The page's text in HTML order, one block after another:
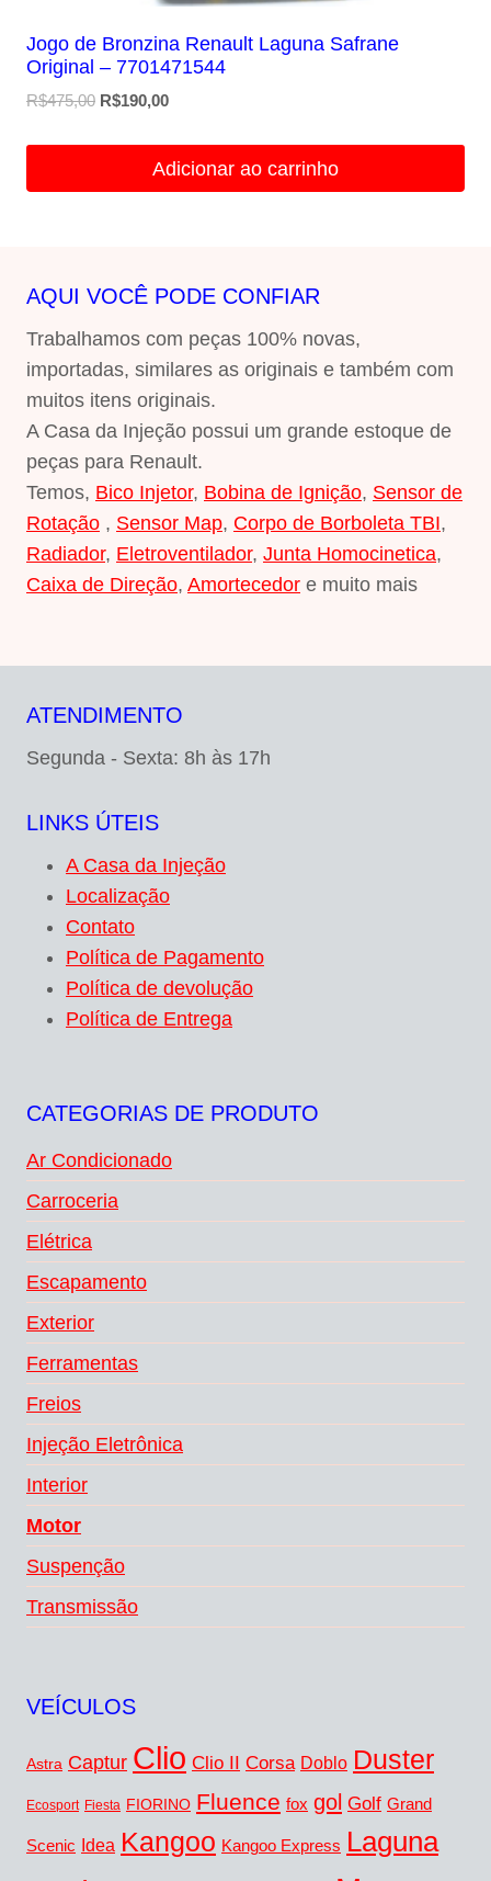
Jogo de Bronzina Renault Laguna Safrane
Original – 7701471544
R$475,00 O
R$190,00O
é:
Adicionar ao carrinho
AQUI VOCÊ PODE CONFIAR
Trabalhamos com peças 100% novas,
importadas, similares as originais e também com
muitos itens originais.
A Casa da Injeção possui um grande estoque de
peças para Renault.
Temos, Bico Injetor, Bobina de Ignição, Sensor de
Rotação , Sensor Map, Corpo de Borboleta TBI,
Radiador, Eletroventilador, Junta Homocinetica,
Caixa de Direção, Amortecedor e muito mais
ATENDIMENTO
Segunda - Sexta: 8h às 17h
LINKS ÚTEIS
A Casa da Injeção
Localização
Contato
Política de Pagamento
Política de devolução
Política de Entrega
CATEGORIAS DE PRODUTO
Ar Condicionado
Carroceria
Elétrica
Escapamento
Exterior
Ferramentas
Freios
Injeção Eletrônica
Interior
Motor
Suspenção
Transmissão
VEÍCULOS
Astra Captur Clio Clio II Corsa Doblo Duster
Ecosport Fiesta FIORINO Fluence fox gol Golf Grand
Scenic Idea Kangoo Kangoo Express Laguna